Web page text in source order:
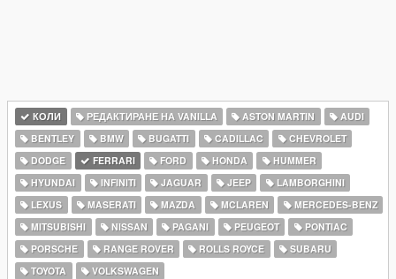
КОЛИ РЕДАКТИРАНЕ НА VANILLA ASTON MARTIN
AUDI
BENTLEY
BMW BUGATTI CADILLAC
CHEVROLET
DODGE
FERRARI FORD HONDA
HUMMER
HYUNDAI
INFINITI JAGUAR JEEP
LAMBORGHINI
LEXUS
MASERATI MAZDA MCLAREN
MERCEDES-BENZ
MITSUBISHI
NISSAN PAGANI PEUGEOT
PONTIAC
PORSCHE
RANGE ROVER ROLLS ROYCE
SUBARU
TOYOTA
VOLKSWAGEN